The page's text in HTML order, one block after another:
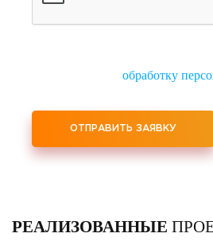
обработку
РЕАЛИЗОВАННЫЕ